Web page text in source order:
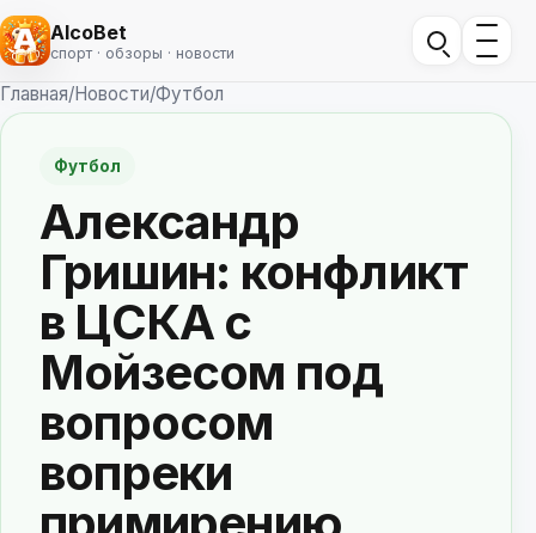
AlcoBet
спорт · обзоры · новости
Главная/Новости/Футбол
Футбол
Александр
Гришин: конфликт
в ЦСКА с
Мойзесом под
вопросом
вопреки